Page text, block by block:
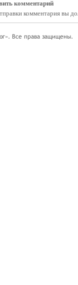
комментарий
комментария вы
Все права защищены.